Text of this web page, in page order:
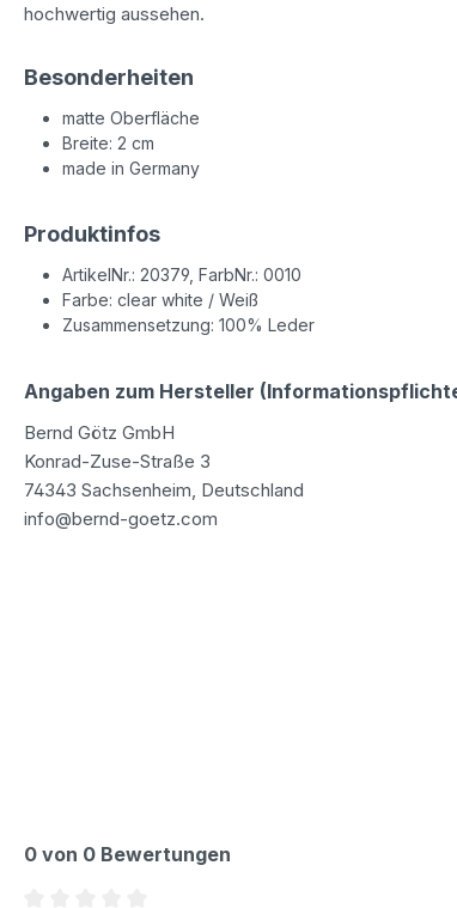
hochwertig aussehen.
Besonderheiten
matte Oberfläche
Breite: 2 cm
made in Germany
Produktinfos
ArtikelNr.: 20379, FarbNr.: 0010
Farbe: clear white / Weiß
Zusammensetzung: 100% Leder
Angaben zum Hersteller
Bernd Götz GmbH
Konrad-Zuse-Straße 3
74343 Sachsenheim, Deutschland
info@bernd-goetz.com
0 von 0 Bewertungen